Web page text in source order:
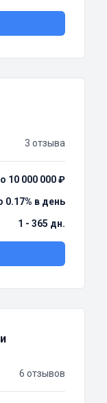
3 отзыва
10 000 000 ₽
0.17% в день
1 - 365 дн.
6 отзывов